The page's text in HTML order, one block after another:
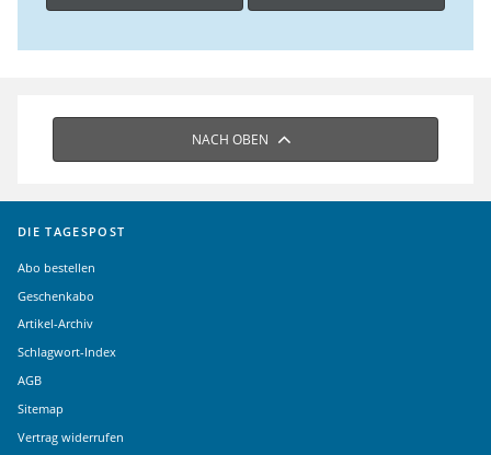
NACH OBEN
DIE TAGESPOST
Abo bestellen
Geschenkabo
Artikel-Archiv
Schlagwort-Index
AGB
Sitemap
Vertrag widerrufen